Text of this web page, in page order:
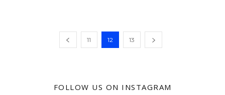
11 12 13
FOLLOW US ON INSTAGRAM